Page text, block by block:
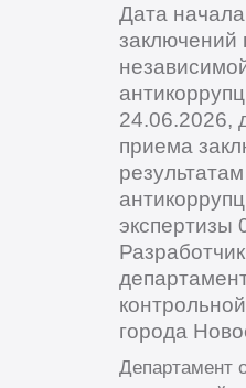
Дата
заключений
24.06.2026,
приема
экспертизы
города
Департамент